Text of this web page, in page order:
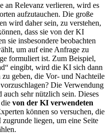
an Relevanz verlieren, wird es
aufzutauchen. Die große
wird daher sein, zu verstehen,
dass sie von der KI
sie insbesondere beobachten
um auf eine Anfrage zu
formuliert ist. Zum Beispiel,
eingibt, wird die KI sich dann
geben, die Vor- und Nachteile
Die Verwendung
auch sehr nützlich sein. Dieses
von der KI verwendeten
können so versuchen, die
liegen, um eine Seite